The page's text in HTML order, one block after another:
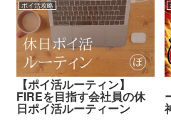
ポイ活攻略
【ポイ活ルーティン】
FIREを目指す会社員の休
日ポイ活ルーティーン